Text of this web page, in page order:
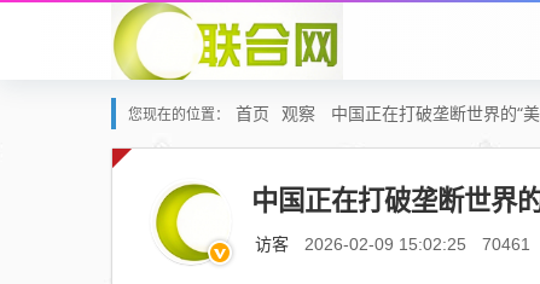
您现在的位置： 首页 观察 中国正在打破垄断世界的“
中国正在打破垄断世界
访客 2026-02-09 15:02:25 70461